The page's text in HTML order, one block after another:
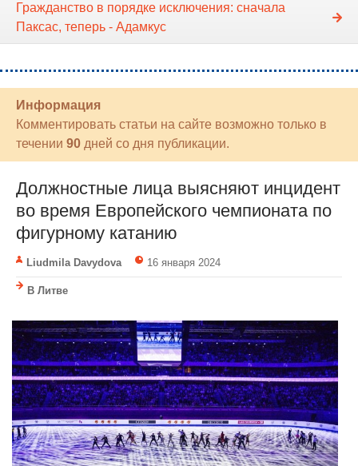
Гражданство в порядке исключения: сначала
Паксас, теперь - Адамкус
Информация
Комментировать статьи на сайте возможно только в
течении 90 дней со дня публикации.
Должностные лица выясняют инцидент
во время Европейского чемпионата по
фигурному катанию
Liudmila Davydova 16 января 2024
В Литве